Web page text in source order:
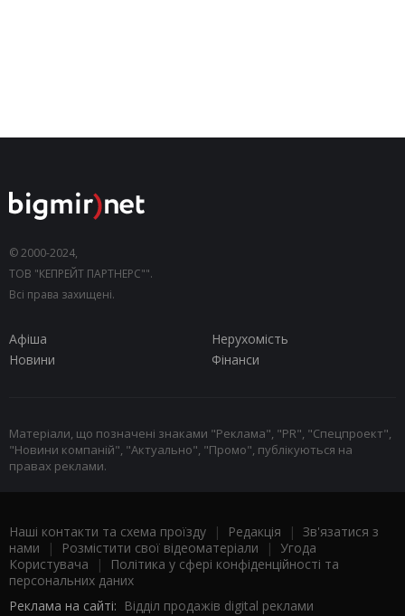
© 2000-2024,
ТОВ "КЕПРЕЙТ ПАРТНЕРС"".
Всі права захищені.
Афіша
Нерухомість
Новини
Фінанси
Матеріали, що позначені знаками "Реклама", "PR", "Спецпроект",
"Новини компаній", "Актуально", "Промо", публікуються на
правах реклами.
Наші контакти та схема проїзду | Редакція | Зв'язатися з
нами | Розмістити свої відеоматеріали | Угода
Користувача |
Політика у сфері конфіденційності та
персональних даних
Реклама на сайті: Відділ продажів digital реклами